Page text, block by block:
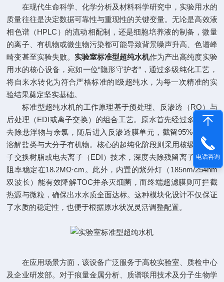
在现代生命科学、化学分析及材料科学研究中，实验用水的
质量往往是决定数据可靠性与重现性的关键变量。无论是高效液
相色谱（HPLC）的流动相配制，还是细胞培养液的制备，微量
的离子、有机物或微生物污染都可能导致背景噪声升高、色谱峰
畸变甚至实验失败。 实验室标准型超纯水机作为产出高纯度实验
用水的核心设备，宛如一位“隐形守护者”，通过多级纯化工艺，
将自来水转化为符合严格标准的I级超纯水，为每一次精准的实
验结果奠定坚实基础。
标准型超纯水机的工作原理基于预处理、反渗透（RO）与
后处理（EDI或离子交换）的组合工艺。原水首先经过多级过滤
去除悬浮物与余氯，随后进入反渗透膜单元，截留95%-99%的
溶解盐类与大分子有机物。核心的超纯化阶段则采用核级混合离
子交换树脂或电去离子（EDI）技术，深度去除残留离子，使电
阻率稳定在18.2MΩ·cm。此外，内置的紫外灯（185nm/254nm
双波长）能有效降解TOC并杀灭细菌，而终端超滤膜则可拦截
热源与微粒，确保出水水质全面达标。这种模块化设计不仅保证
了水质的稳定性，也便于根据原水状况灵活调整配置。
在应用场景方面，该设备广泛服务于高校实验室、质检中心
及企业研发部。对于痕量金属分析、质谱联用技术及分子生物学
电话咨询